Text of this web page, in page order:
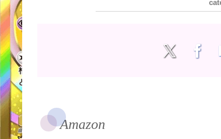
Amazon